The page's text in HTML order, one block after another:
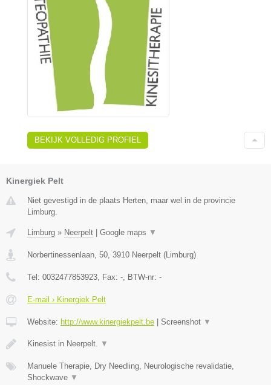
BEKIJK VOLLEDIG PROFIEL
Kinergiek Pelt
Niet gevestigd in de plaats Herten, maar wel in de provincie
Limburg.
Limburg » Neerpelt | Google maps ▼
Norbertinessenlaan, 50 3910 Neerpelt (Limburg)
Tel: 0032477853923 , Fax: - , BTW-nr: -
E-mail › Kinergiek Pelt
Website: http://www.kinergiekpelt.be | Screenshot ▼
Kinesist in Neerpelt. ▼
Manuele Therapie, Dry Needling, Neurologische revalidatie,
Shockwave ▼